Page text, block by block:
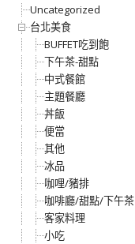
Uncategorized
台北美食
BUFFET吃到飽
下午茶-甜點
中式餐館
主題餐廳
丼飯
便當
其他
冰品
咖哩/豬排
咖啡廳/甜點/下午茶
客家料理
小吃